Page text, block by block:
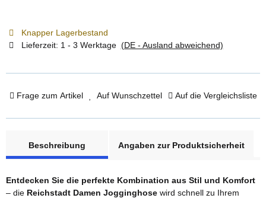
Knapper Lagerbestand
Lieferzeit: 1 - 3 Werktage (DE - Ausland abweichend)
Frage zum Artikel Auf Wunschzettel Auf die Vergleichsliste
Beschreibung
Angaben zur Produktsicherheit
Entdecken Sie die perfekte Kombination aus Stil und Komfort
– die Reichstadt Damen Jogginghose wird schnell zu Ihrem